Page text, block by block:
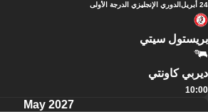
24 أبريل الدوري الإنجليزي الدرجة الأولى
بريستول سيتي
ديربي كاونتي
10:00
May 2027